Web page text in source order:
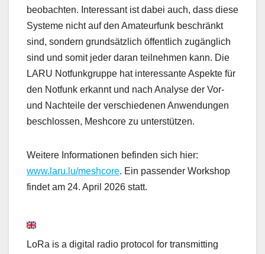
beobachten. Interessant ist dabei auch, dass diese
Systeme nicht auf den Amateurfunk beschränkt
sind, sondern grundsätzlich öffentlich zugänglich
sind und somit jeder daran teilnehmen kann. Die
LARU Notfunkgruppe hat interessante Aspekte für
den Notfunk erkannt und nach Analyse der Vor-
und Nachteile der verschiedenen Anwendungen
beschlossen, Meshcore zu unterstützen.
Weitere Informationen befinden sich hier:
www.laru.lu/meshcore. Ein passender Workshop
findet am 24. April 2026 statt.
LoRa is a digital radio protocol for transmitting